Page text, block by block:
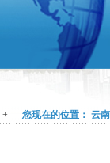
+ 您现在的位置： 云